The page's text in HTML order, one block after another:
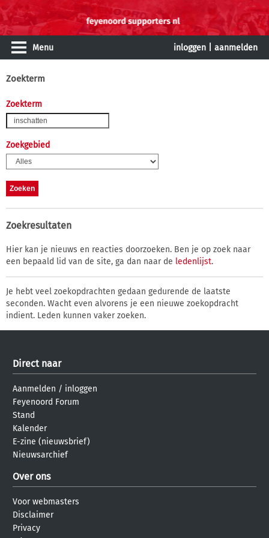
Menu inloggen aanmelden
Zoekterm
Zoekterm
Zoekgebied
Zoekresultaten
Hier kan je nieuws en reacties doorzoeken. Ben je op zoek naar
een bepaald lid van de site, ga dan naar de ledenlijst.
Je hebt veel zoekopdrachten gedaan gedurende de laatste
seconden. Wacht even alvorens je een nieuwe zoekopdracht
indient. Leden kunnen vaker zoeken.
Direct naar
Aanmelden / inloggen
Feyenoord Forum
Stand
Kalender
E-zine (nieuwsbrief)
Nieuwsarchief
Over ons
Voor webmasters
Disclaimer
Privacy